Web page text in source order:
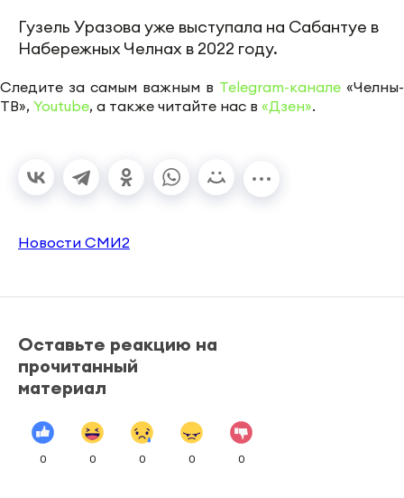
Гузель Уразова уже выступала на Сабантуе в
Набережных Челнах в 2022 году.
Следите за самым важным в Telegram-канале «Челны-
ТВ», Youtube, а также читайте нас в «Дзен».
Новости СМИ2
Оставьте реакцию на
прочитанный
материал
0 0 0 0 0